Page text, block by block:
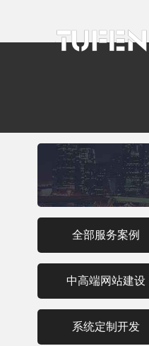
全部服务案例
中高端网站建设
系统定制开发